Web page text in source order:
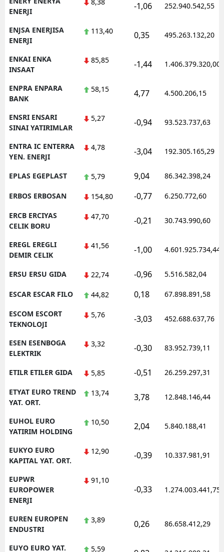
ENERJI
-1,06 252.940.542,55
ENJSA ENERJISA
ENERJI
113,40 0,35 495.263.132,20
ENKAI ENKA
INSAAT
85,85 -1,44 1.406.379.320,00
ENPRA ENPARA
BANK
58,15 4,77 4.500.206,15
ENSRI ENSARI
SINAI YATIRIMLAR
5,27 -0,94 93.523.737,63
ENTRA IC ENTERRA
YEN. ENERJI
4,78 -3,04 192.305.165,29
EPLAS EGEPLAST 5,79 9,04 86.342.398,24
ERBOS ERBOSAN 154,80 -0,77 6.250.772,60
ERCB ERCIYAS
CELIK BORU
47,70 -0,21 30.743.990,60
EREGL EREGLI
DEMIR CELIK
41,56 -1,00 4.601.925.734,44
ERSU ERSU GIDA 22,74 -0,96 5.516.582,04
ESCAR ESCAR FILO 44,82 0,18 67.898.891,58
ESCOM ESCORT
TEKNOLOJI
5,76 -3,03 452.688.637,76
ESEN ESENBOGA
ELEKTRIK
3,32 -0,30 83.952.739,11
ETILR ETILER GIDA 5,85 -0,51 26.259.297,31
ETYAT EURO TREND
YAT. ORT.
13,74 3,78 12.848.146,44
EUHOL EURO
YATIRIM HOLDING
10,50 2,04 5.840.188,41
EUKYO EURO
KAPITAL YAT. ORT.
12,90 -0,39 10.337.981,91
EUPWR
EUROPOWER
ENERJI
91,10
-0,33 1.274.003.441,75
EUREN EUROPEN
ENDUSTRI
3,89 0,26 86.658.412,29
EUYO EURO YAT.
5,59